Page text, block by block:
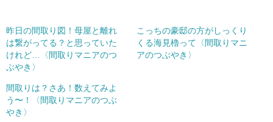
昨日の間取り図！母屋と離れ
は繋がってる？と思っていた
けれど…〈間取りマニアのつ
ぶやき〉
こっちの豪邸の方がしっくり
くる海見櫓って︎〈間取りマニ
アのつぶやき〉
間取りは？さあ！数えてみよ
う〜！〈間取りマニアのつぶ
やき〉